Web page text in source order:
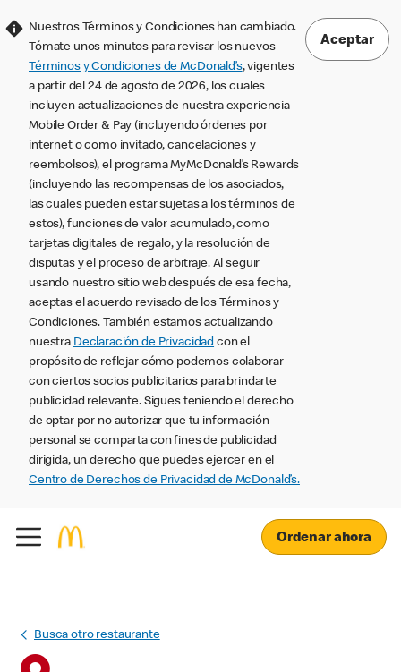
Nuestros Términos y Condiciones han cambiado.
Tómate unos minutos para revisar los nuevos
Términos y Condiciones de McDonald’s, vigentes
a partir del 24 de agosto de 2026, los cuales
incluyen actualizaciones de nuestra experiencia
Mobile Order & Pay (incluyendo órdenes por
internet o como invitado, cancelaciones y
reembolsos), el programa MyMcDonald’s Rewards
(incluyendo las recompensas de los asociados,
las cuales pueden estar sujetas a los términos de
estos), funciones de valor acumulado, como
tarjetas digitales de regalo, y la resolución de
disputas y el proceso de arbitraje. Al seguir
usando nuestro sitio web después de esa fecha,
aceptas el acuerdo revisado de los Términos y
Condiciones. También estamos actualizando
nuestra Declaración de Privacidad con el
propósito de reflejar cómo podemos colaborar
con ciertos socios publicitarios para brindarte
publicidad relevante. Sigues teniendo el derecho
de optar por no autorizar que tu información
personal se comparta con fines de publicidad
dirigida, un derecho que puedes ejercer en el
Centro de Derechos de Privacidad de McDonald’s.
Aceptar
Ordenar ahora
Busca otro restaurante